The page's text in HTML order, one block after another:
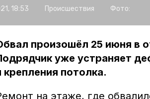
18:53 Происшествия Фото:
произошёл 25 июня в
уже устраняет
крепления потолка.
на этаже, где